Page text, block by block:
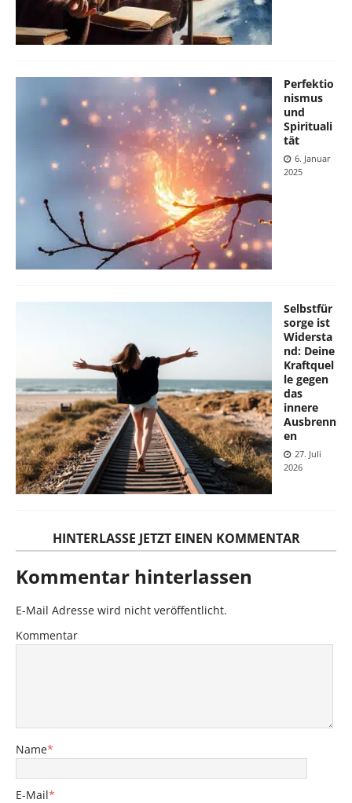
Perfektio
nismus
und
Spirituali
tät
6. Januar
2025
Selbstfür
sorge ist
Widersta
nd: Deine
Kraftquel
le gegen
das
innere
Ausbrenn
en
27. Juli
2026
HINTERLASSE JETZT EINEN KOMMENTAR
Kommentar hinterlassen
E-Mail Adresse wird nicht veröffentlicht.
Kommentar
Name*
E-Mail*